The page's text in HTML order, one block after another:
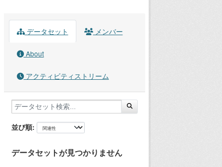
データセット メンバー
About
アクティビティストリーム
並び順
データセットが見つかりません